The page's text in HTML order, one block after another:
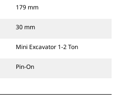
179 mm
30 mm
Mini Excavator 1-2 Ton
Pin-On